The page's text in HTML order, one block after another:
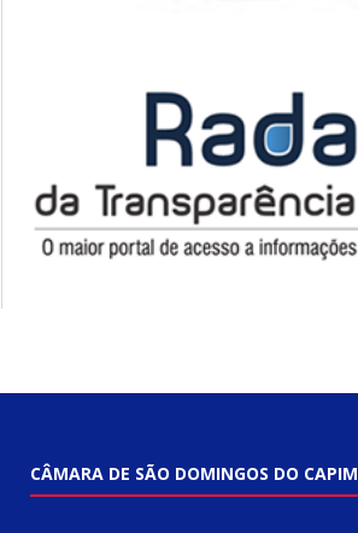
CÂMARA DE SÃO DOMINGOS DO CAPIM